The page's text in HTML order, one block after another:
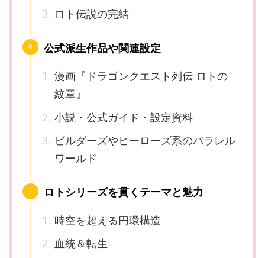
ロト伝説の完結
公式派生作品や関連設定
漫画『ドラゴンクエスト列伝 ロトの
紋章』
小説・公式ガイド・設定資料
ビルダーズやヒーローズ系のパラレル
ワールド
ロトシリーズを貫くテーマと魅力
時空を超える円環構造
血統＆転生